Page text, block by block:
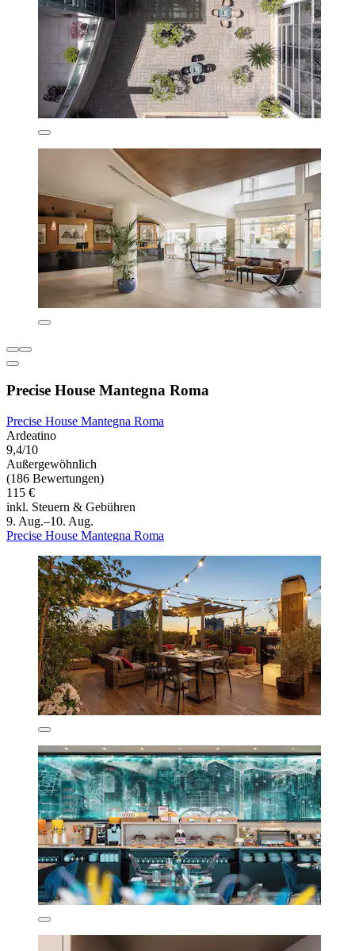
Precise House Mantegna Roma
Precise House Mantegna Roma
Ardeatino
9,4/10
Außergewöhnlich
(186 Bewertungen)
115 €
inkl. Steuern & Gebühren
9. Aug.–10. Aug.
Precise House Mantegna Roma